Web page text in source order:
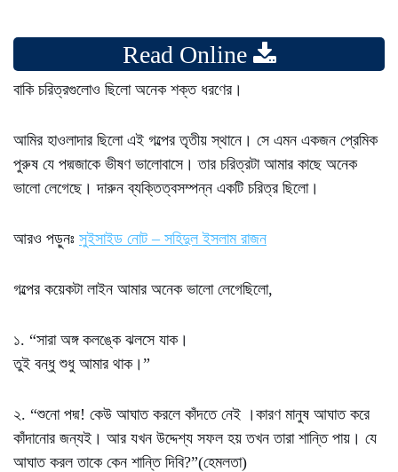
Read Online
বাকি চরিত্রগুলোও ছিলো অনেক শক্ত ধরণের।
আমির হাওলাদার ছিলো এই গল্পের তৃতীয় স্থানে। সে এমন একজন প্রেমিক
পুরুষ যে পদ্মজাকে ভীষণ ভালোবাসে। তার চরিত্রটা আমার কাছে অনেক
ভালো লেগেছে। দারুন ব্যক্তিত্বসম্পন্ন একটি চরিত্র ছিলো।
আরও পড়ুনঃ সুইসাইড নোট – সহিদুল ইসলাম রাজন
গল্পের কয়েকটা লাইন আমার অনেক ভালো লেগেছিলো,
১. “সারা অঙ্গ কলঙ্কে ঝলসে যাক।
তুই বন্ধু শুধু আমার থাক।”
২. “শুনো পদ্ম! কেউ আঘাত করলে কাঁদতে নেই ।কারণ মানুষ আঘাত করে
কাঁদানোর জন্যই। আর যখন উদ্দেশ্য সফল হয় তখন তারা শান্তি পায়। যে
আঘাত করল তাকে কেন শান্তি দিবি?”(হেমলতা)